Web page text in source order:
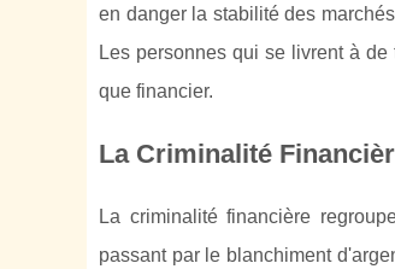
en danger la stabilité des
Les personnes qui se livrent à
que financier.
La Criminalité
La criminalité financière
passant par le blanchiment